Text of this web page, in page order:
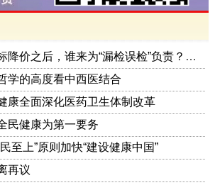
方宗根：体检招标降价之后，谁来为“漏检误检”负责？——呼吁建立单位例行体检结果责任追究制
学的高度看中西医结合
康全面深化医药卫生体制改革
民健康为第一要务
至上”原则加快“建设健康中国”
再议